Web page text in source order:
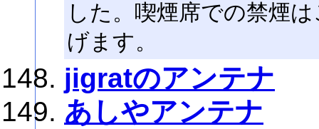
した。喫煙席での禁煙
げます。
jigratのアンテナ
あしやアンテナ